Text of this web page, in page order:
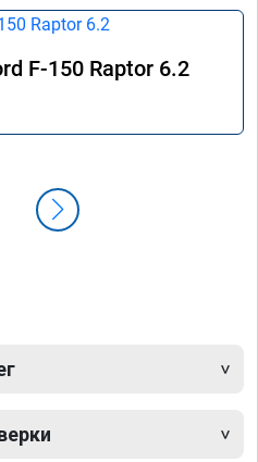
F-150 Raptor 6.2